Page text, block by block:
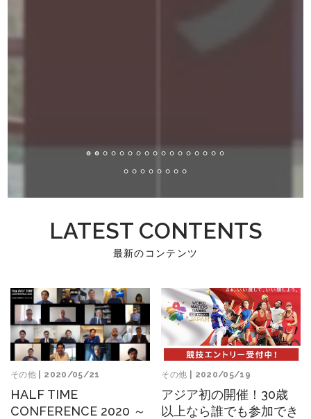
LATEST CONTENTS
最新のコンテンツ
その他 | 2020/05/21
HALF TIME
CONFERENCE 2020 ～
その他 | 2020/05/19
アジア初の開催！30歳
以上なら誰でも参加でき